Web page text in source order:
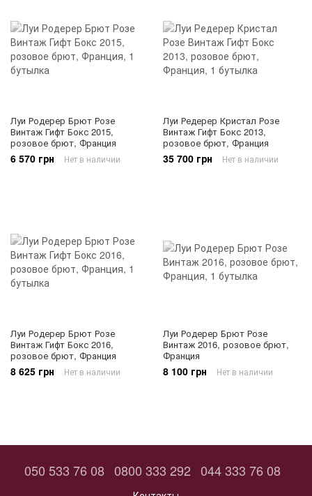
Луи Родерер Брют Розе
Винтаж Гифт Бокс 2015,
розовое брют, Франция
6 570 грн Нет в наличии
Луи Редерер Кристал Розе
Винтаж Гифт Бокс 2013,
розовое брют, Франция
35 700 грн Нет в наличии
Луи Родерер Брют Розе
Винтаж Гифт Бокс 2016,
розовое брют, Франция
8 625 грн Нет в наличии
Луи Родерер Брют Розе
Винтаж 2016, розовое брют,
Франция
8 100 грн Нет в наличии
050 533 76 08 0800 333 292 044 333 76 08